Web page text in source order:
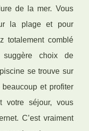
de la mer. Vous
la plage et pour
totalement comblé
suggère choix de
se trouve sur
et profiter
votre séjour, vous
C’est vraiment